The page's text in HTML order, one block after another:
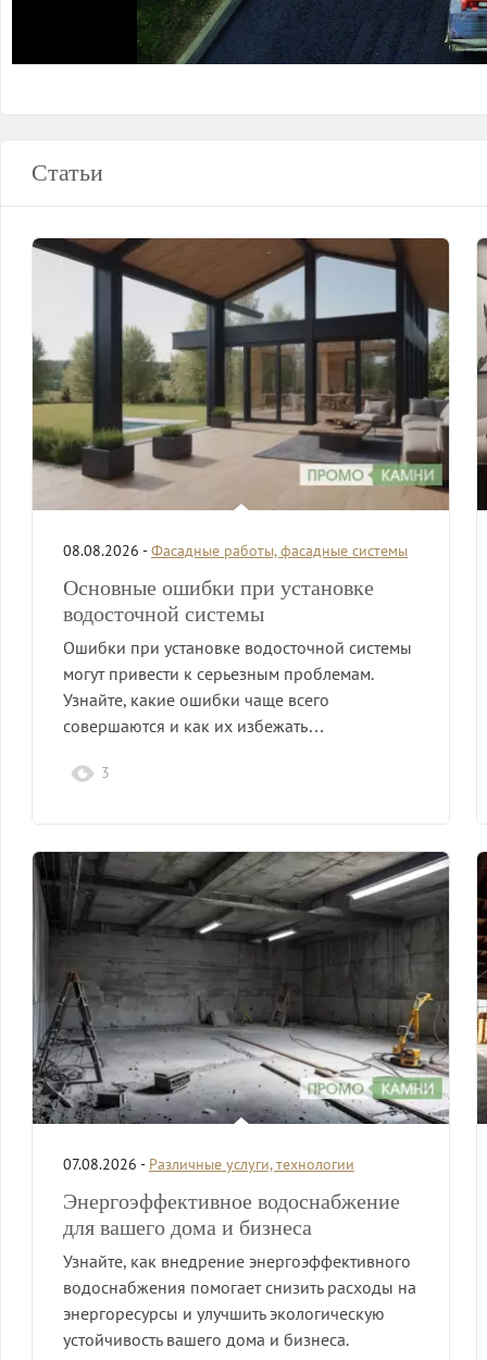
Статьи
08.08.2026 -Фасадные работы, фасадные системы
Основные ошибки при установке
водосточной системы
Ошибки при установке водосточной системы
могут привести к серьезным проблемам.
Узнайте, какие ошибки чаще всего
совершаются и как их избежать…
3
07.08.2026 - Различные услуги, технологии
Энергоэффективное водоснабжение
для вашего дома и бизнеса
Узнайте, как внедрение энергоэффективного
водоснабжения помогает снизить расходы на
энергоресурсы и улучшить экологическую
устойчивость вашего дома и бизнеса.